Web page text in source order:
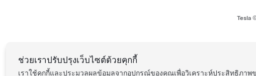
Tesla
ช่วยเราปรับปรุงเว็บไซต์ด้วยคุกกี้
เราใช้คุกกี้และประมวลผลข้อมูลจากอุปกรณ์ของคุณเพื่อวิเคราะห์ประสิทธิภา